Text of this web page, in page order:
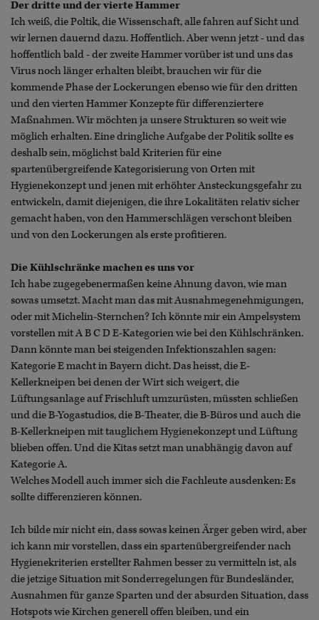
Der dritte und der vierte Hammer
Ich weiß, die Poltik, die Wissenschaft, alle fahren auf Sicht und
wir lernen dauernd dazu. Hoffentlich. Aber wenn jetzt - und das
hoffentlich bald - der zweite Hammer vorüber ist und uns das
Virus noch länger erhalten bleibt, brauchen wir für die
kommende Phase der Lockerungen ebenso wie für den dritten
und den vierten Hammer Konzepte für differenziertere
Maßnahmen. Wir möchten ja unsere Strukturen so weit wie
möglich erhalten. Eine dringliche Aufgabe der Politik sollte es
deshalb sein, möglichst bald Kriterien für eine
spartenübergreifende Kategorisierung von Orten mit
Hygienekonzept und jenen mit erhöhter Ansteckungsgefahr zu
entwickeln, damit diejenigen, die ihre Lokalitäten relativ sicher
gemacht haben, von den Hammerschlägen verschont bleiben
und von den Lockerungen als erste profitieren.
Die Kühlschränke machen es uns vor
Ich habe zugegebenermaßen keine Ahnung davon, wie man
sowas umsetzt. Macht man das mit Ausnahmegenehmigungen,
oder mit Michelin-Sternchen? Ich könnte mir ein Ampelsystem
vorstellen mit A B C D E-Kategorien wie bei den Kühlschränken.
Dann könnte man bei steigenden Infektionszahlen sagen:
Kategorie E macht in Bayern dicht. Das heisst, die E-
Kellerkneipen bei denen der Wirt sich weigert, die
Lüftungsanlage auf Frischluft umzurüsten, müssten schließen
und die B-Yogastudios, die B-Theater, die B-Büros und auch die
B-Kellerkneipen mit tauglichem Hygienekonzept und Lüftung
blieben offen. Und die Kitas setzt man unabhängig davon auf
Kategorie A.
Welches Modell auch immer sich die Fachleute ausdenken: Es
sollte differenzieren können.
Ich bilde mir nicht ein, dass sowas keinen Ärger geben wird, aber
ich kann mir vorstellen, dass ein spartenübergreifender nach
Hygienekriterien erstellter Rahmen besser zu vermitteln ist, als
die jetzige Situation mit Sonderregelungen für Bundesländer,
Ausnahmen für ganze Sparten und der absurden Situation, dass
Hotspots wie Kirchen generell offen bleiben, und ein